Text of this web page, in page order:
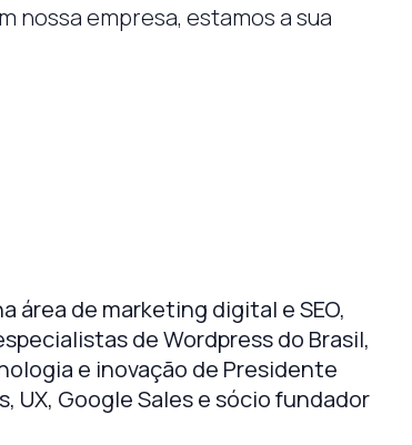
nossa empresa, estamos a sua
área de marketing digital e SEO,
de Wordpress do Brasil,
e inovação de Presidente
UX, Google Sales e sócio fundador